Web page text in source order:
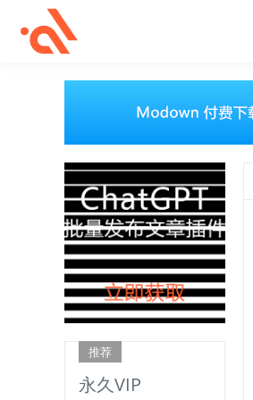
推荐
永久VIP